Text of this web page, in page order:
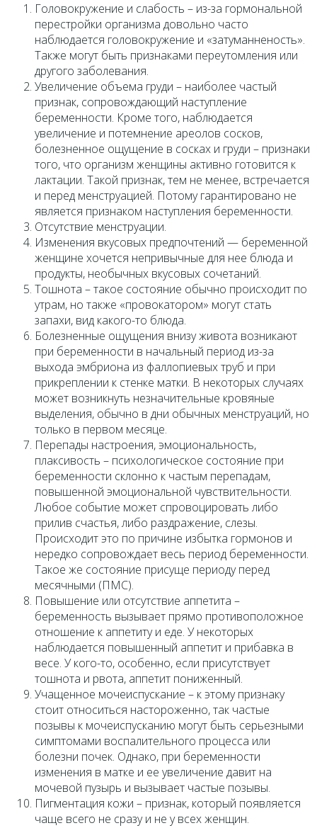
Головокружение и слабость – из-за гормональной
перестройки организма довольно часто
наблюдается головокружение и «затуманненость».
Также могут быть признаками переутомления или
другого заболевания.
Увеличение объема груди – наиболее частый
признак, сопровождающий наступление
беременности. Кроме того, наблюдается
увеличение и потемнение ареолов сосков,
болезненное ощущение в сосках и груди – признаки
того, что организм женщины активно готовится к
лактации. Такой признак, тем не менее, встречается
и перед менструацией. Потому гарантировано не
является признаком наступления беременности.
Отсутствие менструации.
Изменения вкусовых предпочтений — беременной
женщине хочется непривычные для нее блюда и
продукты, необычных вкусовых сочетаний.
Тошнота – такое состояние обычно происходит по
утрам, но также «провокатором» могут стать
запахи, вид какого-то блюда.
Болезненные ощущения внизу живота возникают
при беременности в начальный период из-за
выхода эмбриона из фаллопиевых труб и при
прикреплении к стенке матки. В некоторых случаях
может возникнуть незначительные кровяные
выделения, обычно в дни обычных менструаций, но
только в первом месяце.
Перепады настроения, эмоциональность,
плаксивость – психологическое состояние при
беременности склонно к частым перепадам,
повышенной эмоциональной чувствительности.
Любое событие может спровоцировать либо
прилив счастья, либо раздражение, слезы.
Происходит это по причине избытка гормонов и
нередко сопровождает весь период беременности.
Такое же состояние присуще периоду перед
месячными (ПМС).
Повышение или отсутствие аппетита –
беременность вызывает прямо противоположное
отношение к аппетиту и еде. У некоторых
наблюдается повышенный аппетит и прибавка в
весе. У кого-то, особенно, если присутствует
тошнота и рвота, аппетит пониженный.
Учащенное мочеиспускание – к этому признаку
стоит относиться настороженно, так частые
позывы к мочеиспусканию могут быть серьезными
симптомами воспалительного процесса или
болезни почек. Однако, при беременности
изменения в матке и ее увеличение давит на
мочевой пузырь и вызывает частые позывы.
Пигментация кожи – признак, который появляется
чаще всего не сразу и не у всех женщин.